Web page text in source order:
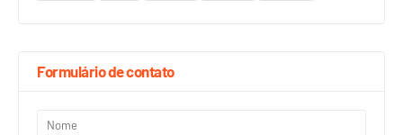
Formulário de contato